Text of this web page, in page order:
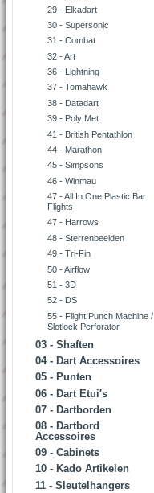
29 - Elkadart
30 - Supersonic
31 - Combat
32 - Art
36 - Lightning
37 - Tomahawk
38 - Datadart
39 - Poly Met
41 - British Pentathlon
44 - Marathon
45 - Simpsons
46 - Winmau
47 - All In One Plastic Bar
Flights
47 - Harrows
48 - Sterrenbeelden
49 - Tri-Fin
50 - Airflow
51 - 3D
52 - DS
55 - Flight Punch Machine /
Slotlock Perforator
03 - Shaften
04 - Dart Accessoires
05 - Punten
06 - Dart Etui's
07 - Dartborden
08 - Dartbord
Accessoires
09 - Cabinets
10 - Kado Artikelen
11 - Sleutelhangers